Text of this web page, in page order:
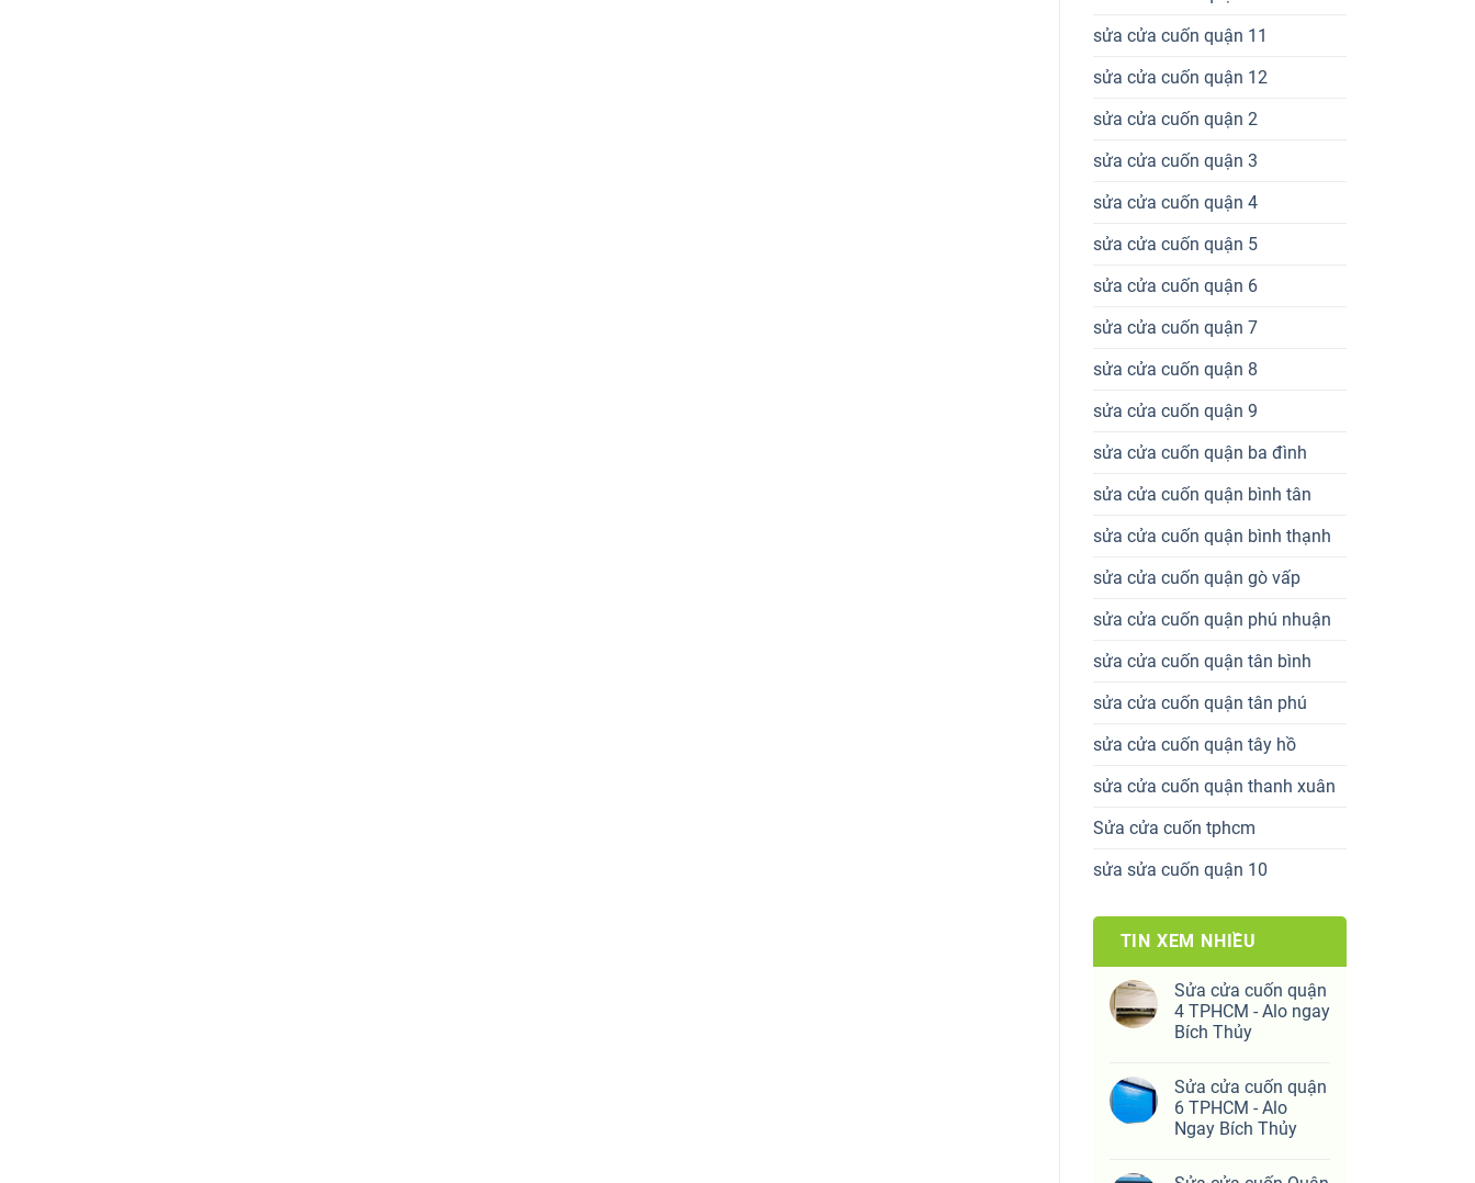
sửa cửa cuốn quận 11
sửa cửa cuốn quận 12
sửa cửa cuốn quận 2
sửa cửa cuốn quận 3
sửa cửa cuốn quận 4
sửa cửa cuốn quận 5
sửa cửa cuốn quận 6
sửa cửa cuốn quận 7
sửa cửa cuốn quận 8
sửa cửa cuốn quận 9
sửa cửa cuốn quận ba đình
sửa cửa cuốn quận bình tân
sửa cửa cuốn quận bình thạnh
sửa cửa cuốn quận gò vấp
sửa cửa cuốn quận phú nhuận
sửa cửa cuốn quận tân bình
sửa cửa cuốn quận tân phú
sửa cửa cuốn quận tây hồ
sửa cửa cuốn quận thanh xuân
Sửa cửa cuốn tphcm
sửa sửa cuốn quận 10
TIN XEM NHIỀU
Sửa cửa cuốn quận
4 TPHCM - Alo ngay
Bích Thủy
Sửa cửa cuốn quận
6 TPHCM - Alo
Ngay Bích Thủy